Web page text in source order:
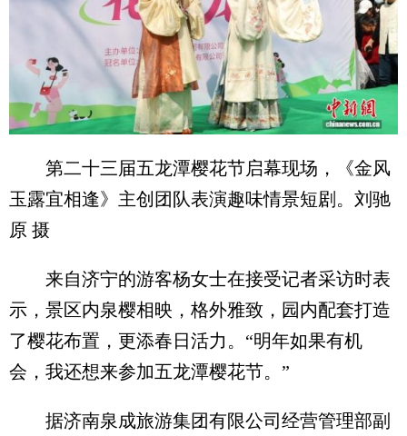
第二十三届五龙潭樱花节启幕现场，《金风
玉露宜相逢》主创团队表演趣味情景短剧。刘驰
原 摄
来自济宁的游客杨女士在接受记者采访时表
示，景区内泉樱相映，格外雅致，园内配套打造
了樱花布置，更添春日活力。“明年如果有机
会，我还想来参加五龙潭樱花节。”
据济南泉成旅游集团有限公司经营管理部副